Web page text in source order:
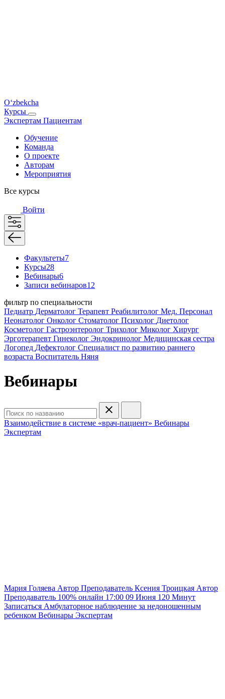
O‘zbekcha
Курсы
Экспертам Пациентам
Обучение
Команда
О проекте
Авторам
Мероприятия
Все курсы
Войти
Факультеты7
Курсы28
Вебинары6
Записи вебинаров12
фильтр по специальности
Педиатр Дерматолог Терапевт Реабилитолог Мед. Персонал
Неонатолог Онколог Стоматолог Психолог Диетолог
Косметолог Гастроэнтеролог Трихолог Миколог Хирург
Эрготерапевт Гинеколог Эндокринолог Медицинская сестра
Логопед Дефектолог Специалист по развитию раннего
возраста Воспитатель Няня
Вебинары
Взаимодействие в системе «врач-пациент» Вебинары
Экспертам
Мария Голяева Автор Преподаватель Ксения Троицкая Автор
Преподаватель 100% онлайн 17:00 09 Июня 120 Минут
Записаться Амбулаторное наблюдение за недоношенным
ребенком Вебинары Экспертам